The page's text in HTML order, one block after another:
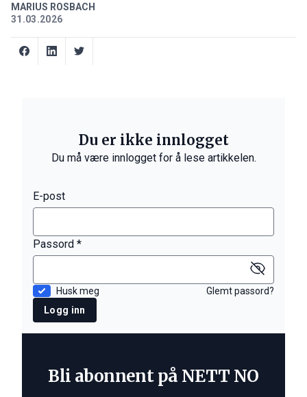
MARIUS ROSBACH
31.03.2026
Du er ikke innlogget
Du må være innlogget for å lese artikkelen.
E-post
Passord *
Husk meg
Glemt passord?
Logg inn
Bli abonnent på NETT NO